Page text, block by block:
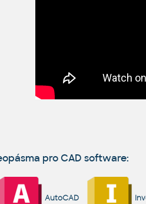
pro CAD software:
AutoCAD